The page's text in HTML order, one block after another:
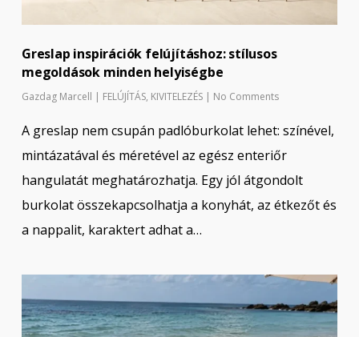
Greslap inspirációk felújításhoz: stílusos
megoldások minden helyiségbe
Gazdag Marcell | FELÚJÍTÁS, KIVITELEZÉS | No Comments
A greslap nem csupán padlóburkolat lehet: színével,
mintázatával és méretével az egész enteriőr
hangulatát meghatározhatja. Egy jól átgondolt
burkolat összekapcsolhatja a konyhát, az étkezőt és
a nappalit, karaktert adhat a…